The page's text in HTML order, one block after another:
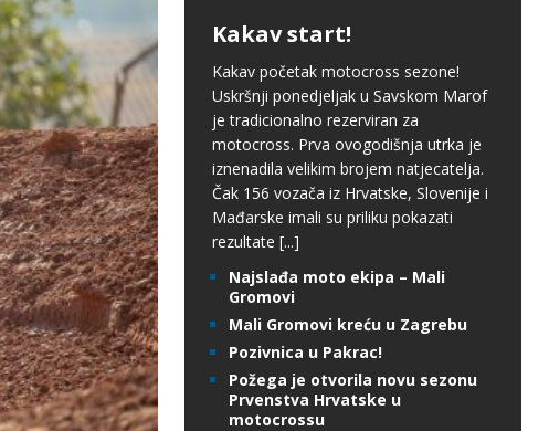
Kakav start!
Kakav početak motocross sezone!
Uskršnji ponedjeljak u Savskom Marof
je tradicionalno rezerviran za
motocross. Prva ovogodišnja utrka je
iznenadila velikim brojem natjecatelja.
Čak 156 vozača iz Hrvatske, Slovenije i
Mađarske imali su priliku pokazati
rezultate [...]
Najslađa moto ekipa – Mali
Gromovi
Mali Gromovi kreću u Zagrebu
Pozivnica u Pakrac!
Požega je otvorila novu sezonu
Prvenstva Hrvatske u
motocrossu